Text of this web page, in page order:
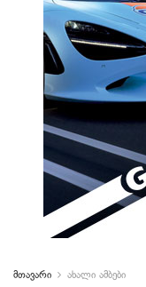
მთავარი ახალი ამბები